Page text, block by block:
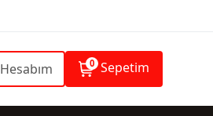
Hesabım 0 Sepetim